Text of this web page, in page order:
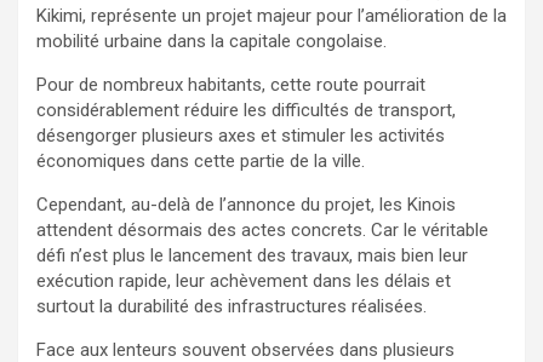
Kikimi, représente un projet majeur pour l’amélioration de la
mobilité urbaine dans la capitale congolaise.
Pour de nombreux habitants, cette route pourrait
considérablement réduire les difficultés de transport,
désengorger plusieurs axes et stimuler les activités
économiques dans cette partie de la ville.
Cependant, au-delà de l’annonce du projet, les Kinois
attendent désormais des actes concrets. Car le véritable
défi n’est plus le lancement des travaux, mais bien leur
exécution rapide, leur achèvement dans les délais et
surtout la durabilité des infrastructures réalisées.
Face aux lenteurs souvent observées dans plusieurs